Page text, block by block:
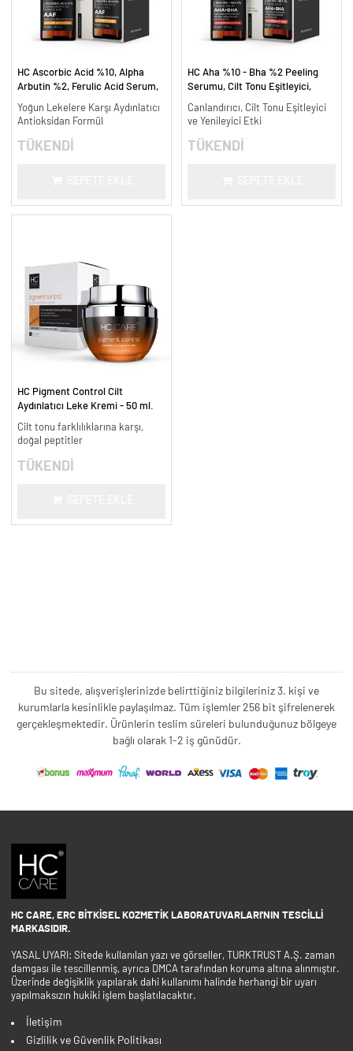
HC Ascorbic Acid %10, Alpha
Arbutin %2, Ferulic Acid Serum,
ml.
Yoğun Lekelere Karşı Aydınlatıcı
Antioksidan Formül
TÜKENDİ
HC Aha %10 - Bha %2 Peeling
Serumu, Cilt Tonu Eşitleyici,
Canlandırıcı, Cilt Tonu Eşitleyici
ve Yenileyici Etki
TÜKENDİ
HC Pigment Control Cilt
Aydınlatıcı Leke Kremi - 50 ml.
Cilt tonu farklılıklarına karşı,
doğal peptitler
TÜKENDİ
Bu sitede, alışverişlerinizde belirttiğiniz bilgileriniz 3. kişi ve
kurumlarla kesinlikle paylaşılmaz. Tüm işlemler 256 bit şifrelenerek
gerçekleşmektedir. Ürünlerin teslim süreleri bulunduğunuz bölgeye
bağlı olarak 1-2 iş günüdür.
HC CARE, ERC BITKISEL KOZMETIK LABORATUVARLARI'NIN TESCILLI
MARKASIDIR.
YASAL UYARI: Sitede kullanılan yazı ve görseller, TURKTRUST A.Ş. zaman
damgası ile tescillenmiş, ayrıca DMCA tarafından koruma altına alınmıştır.
Üzerinde değişiklik yapılarak dahi kullanımı halinde herhangi bir uyarı
yapılmaksızın hukiki işlem başlatılacaktır.
İletişim
Gizlilik ve Güvenlik Politikası